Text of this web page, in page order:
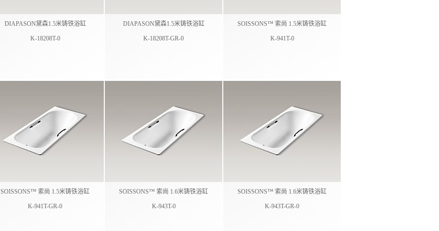
DIAPASON黛森1.5米铸铁浴缸
K-18208T-0
DIAPASON黛森1.5米铸铁浴缸
K-18208T-GR-0
SOISSONS™ 索尚 1.5米铸铁浴缸
K-941T-0
SOISSONS™ 索尚 1.5米铸铁浴缸
K-941T-GR-0
SOISSONS™ 索尚 1.6米铸铁浴缸
K-943T-0
SOISSONS™ 索尚 1.6米铸铁浴缸
K-943T-GR-0